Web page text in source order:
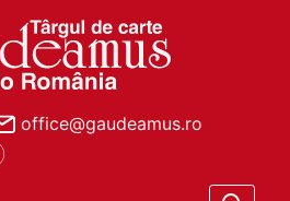
office@gaudeamus.ro